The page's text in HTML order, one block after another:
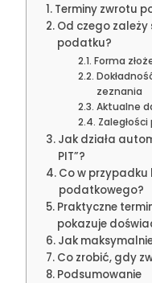
Terminy zwrotu
Od czego
podatku?
Forma
zeznania
Aktualne
Jak działa
PIT”?
Co w przypadku
podatkowego?
Praktyczne
pokazuje
Jak
Co zrobić, gdy
Podsumowanie